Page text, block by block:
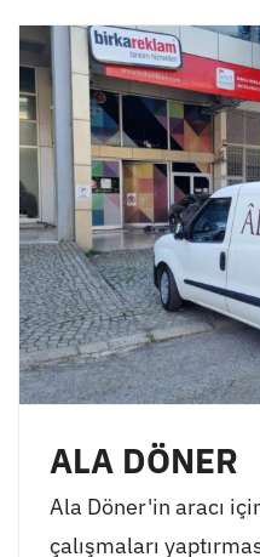
ALA DÖNER
Ala Döner'in aracı
çalışmaları